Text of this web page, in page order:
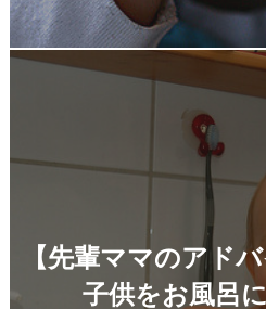
【先輩ママのアド
子供をお風呂